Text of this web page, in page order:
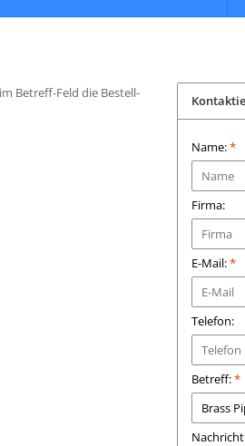
Betreff-Feld die Bestell-
Name:*
Firma:
E-Mail:*
Telefon:
Betreff:*